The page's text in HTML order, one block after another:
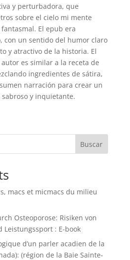
y perturbadora, que
sobre el cielo mi mente
El epub era
con un sentido del humor claro
y atractivo de la historia. El
es similar a la receta de
ingredientes de sátira,
narración para crear un
y inquietante.
Buscar
macs et micmacs du milieu
Osteoporose: Risiken von
Leistungssport : E-book
d’un parler acadien de la
(région de la Baie Sainte-